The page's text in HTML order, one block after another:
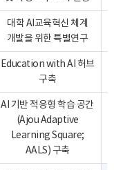
대학 AI교육혁신 체계
개발을 위한 특별연구
Education with AI 허브
구축
AI 기반 적응형 학습 공간
(Ajou Adaptive
Learning Square;
AALS) 구축